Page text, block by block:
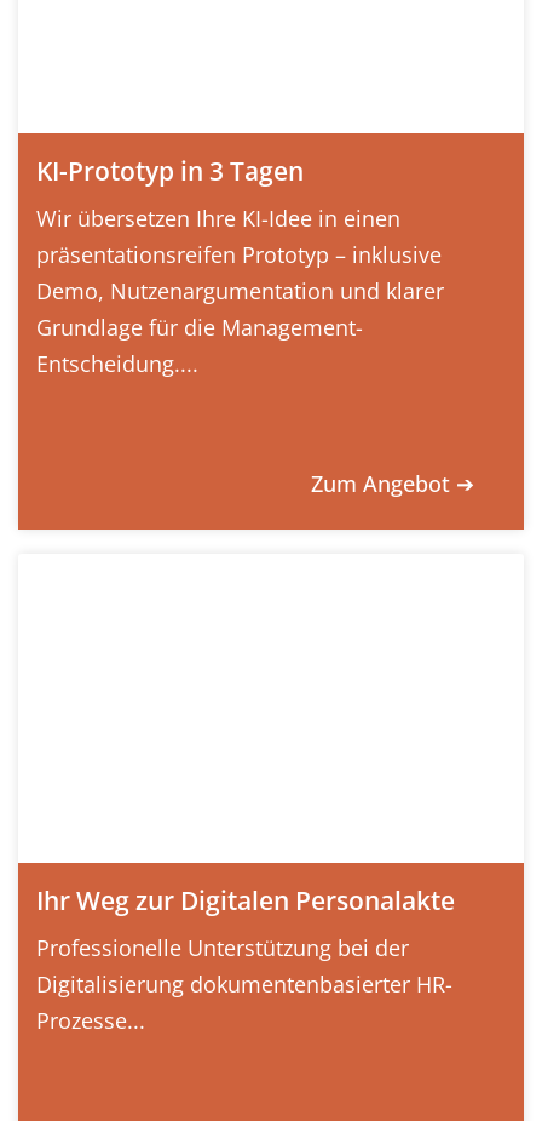
KI-Prototyp in 3 Tagen
Wir übersetzen Ihre KI-Idee in einen
präsentationsreifen Prototyp – inklusive
Demo, Nutzenargumentation und klarer
Grundlage für die Management-
Entscheidung....
Zum Angebot ➔
Ihr Weg zur Digitalen Personalakte
Professionelle Unterstützung bei der
Digitalisierung dokumentenbasierter HR-
Prozesse...